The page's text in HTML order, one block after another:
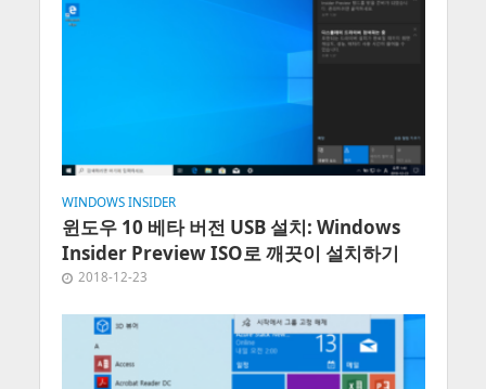
WINDOWS INSIDER
윈도우 10 베타 버전 USB 설치: Windows
Insider Preview ISO로 깨끗이 설치하기
2018-12-23